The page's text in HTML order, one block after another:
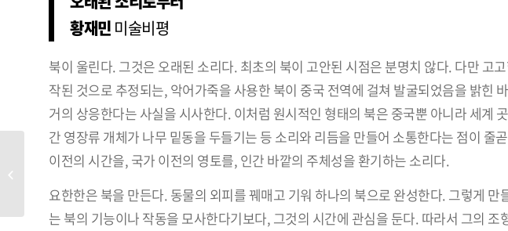
황재민 미술비평
북이 울린다. 그것은 오래된 소리다. 최초의 북이 고안된 시점은 분명치 않다. 다만 고
작된 것으로 추정되는, 악어가죽을 사용한 북이 중국 전역에 걸쳐 발굴되었음을 밝힌
거의 상응한다는 사실을 시사한다. 이처럼 원시적인 형태의 북은 중국뿐 아니라 세계
간 영장류 개체가 나무 밑동을 두들기는 등 소리와 리듬을 만들어 소통한다는 점이 줄
이전의 시간을, 국가 이전의 영토를, 인간 바깥의 주체성을 환기하는 소리다.
요한한은 북을 만든다. 동물의 외피를 꿰매고 기워 하나의 북으로 완성한다. 그렇게
는 북의 기능이나 작동을 모사한다기보다, 그것의 시간에 관심을 둔다. 따라서 그의